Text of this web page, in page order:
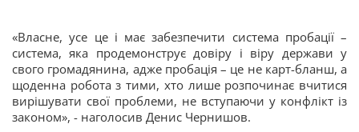
«Власне, усе це і має забезпечити система пробації –
система, яка продемонструє довіру і віру держави у
свого громадянина, адже пробація – це не карт-бланш, а
щоденна робота з тими, хто лише розпочинає вчитися
вирішувати свої проблеми, не вступаючи у конфлікт із
законом», - наголосив Денис Чернишов.